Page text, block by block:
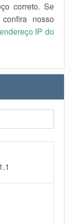
correto. Se
nosso
IP do